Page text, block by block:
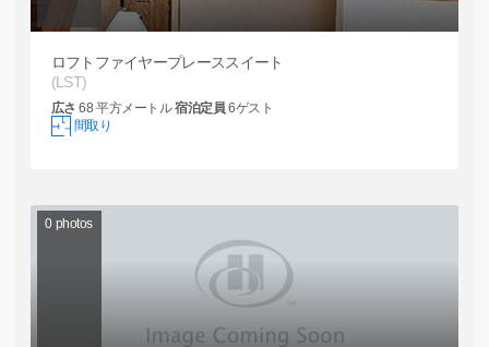
ロフトファイヤープレーススイート
(LST)
広さ 68 平方メートル宿泊定員 6ゲスト
間取り
0 photos